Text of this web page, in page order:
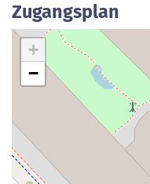
Zugangsplan
+
−